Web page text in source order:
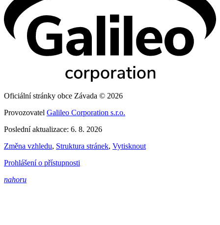
Oficiální stránky obce Závada © 2026
Provozovatel Galileo Corporation s.r.o.
Poslední aktualizace: 6. 8. 2026
Změna vzhledu, Struktura stránek, Vytisknout
Prohlášení o přístupnosti
nahoru